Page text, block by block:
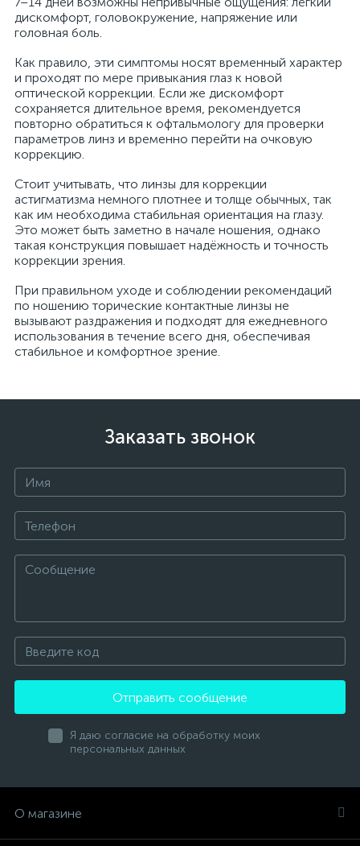
дискомфорт, головокружение, напряжение или
головная боль.
Как правило, эти симптомы носят временный характер
и проходят по мере привыкания глаз к новой
оптической коррекции. Если же дискомфорт
сохраняется длительное время, рекомендуется
повторно обратиться к офтальмологу для проверки
параметров линз и временно перейти на очковую
коррекцию.
Стоит учитывать, что линзы для коррекции
астигматизма немного плотнее и толще обычных, так
как им необходима стабильная ориентация на глазу.
Это может быть заметно в начале ношения, однако
такая конструкция повышает надёжность и точность
коррекции зрения.
При правильном уходе и соблюдении рекомендаций
по ношению торические контактные линзы не
вызывают раздражения и подходят для ежедневного
использования в течение всего дня, обеспечивая
стабильное и комфортное зрение.
Заказать звонок
Отправить сообщение
Я даю согласие на обработку моих
персональных данных
О магазине